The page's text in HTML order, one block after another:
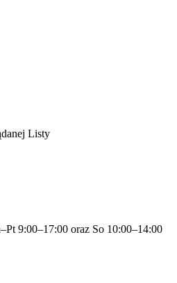
Listy
9:00–17:00 oraz So 10:00–14:00